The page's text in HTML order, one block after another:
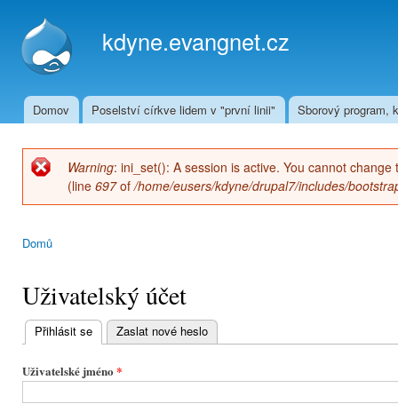
kdyne.evangnet.cz
Hlavní menu
Domov Poselství církve lidem v "první linii" Sborový program,
Chybová zpráva
Warning: ini_set(): A session is active. You cannot
(line 697of/home/eusers/kdyne/drupal7/includes/
Domů
Uživatelský účet
Hlavní
záložky
Přihlásit se (aktivní záložka)
Zaslat nové heslo
Uživatelské jméno *